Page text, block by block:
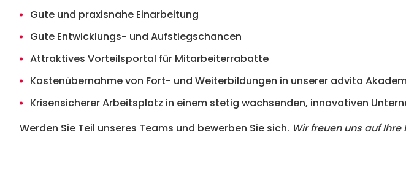
Gute und praxisnahe Einarbeitung
Gute Entwicklungs- und Aufstiegschancen
Attraktives Vorteilsportal für Mitarbeiterrabatte
Kostenübernahme von Fort- und Weiterbildungen in unserer advita
Krisensicherer Arbeitsplatz in einem stetig wachsenden, innovativen
Werden Sie Teil unseres Teams und bewerben Sie sich. Wir freuen uns auf